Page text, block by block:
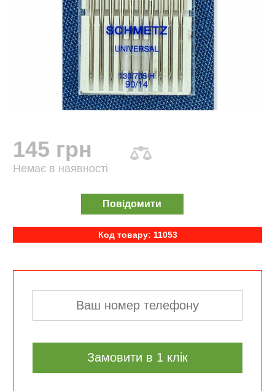
145 грн
Немає в наявності
Повідомити
Код товару: 11053
Замовити в 1 клік